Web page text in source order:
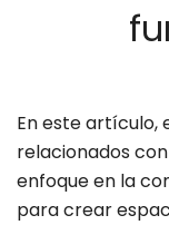
En este artículo,
relacionados
enfoque en la
para crear